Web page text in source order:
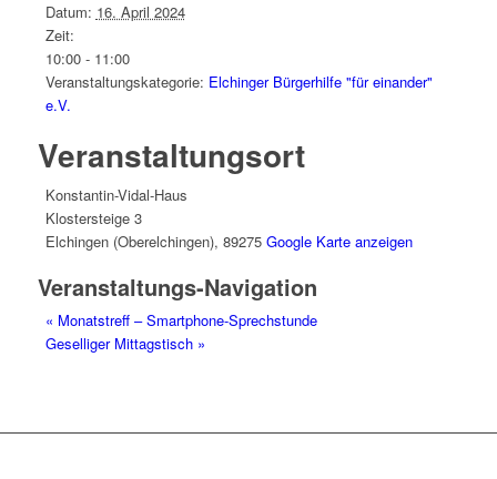
Datum: 16. April 2024
Zeit:
10:00 - 11:00
Veranstaltungskategorie: Elchinger Bürgerhilfe "für einander"
e.V.
Veranstaltungsort
Konstantin-Vidal-Haus
Klostersteige 3
Elchingen (Oberelchingen), 89275 Google Karte anzeigen
Veranstaltungs-Navigation
« Monatstreff – Smartphone-Sprechstunde
Geselliger Mittagstisch »